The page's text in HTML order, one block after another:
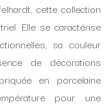
cette collection
Elle se caractérise
sa couleur
de décorations
en porcelaine
pour une